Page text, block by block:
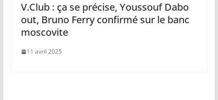
V.Club : ça se précise, Youssouf Dabo
out, Bruno Ferry confirmé sur le banc
moscovite
11 avril 2025